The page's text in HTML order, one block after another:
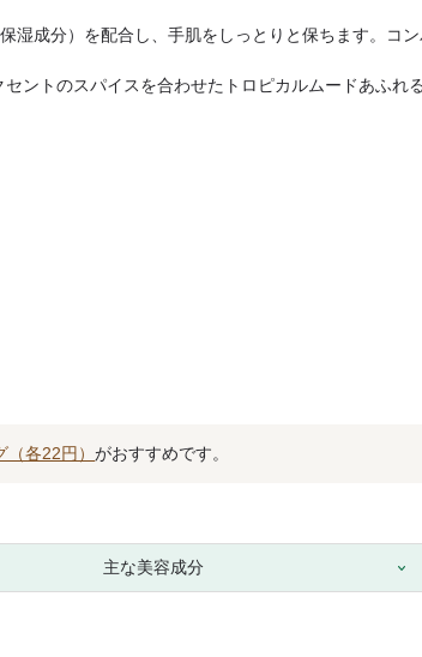
成分）を配合し、手肌をしっとりと保ちます。コ
ントのスパイスを合わせたトロピカルムードあふれ
（各22円）がおすすめです。
主な美容成分